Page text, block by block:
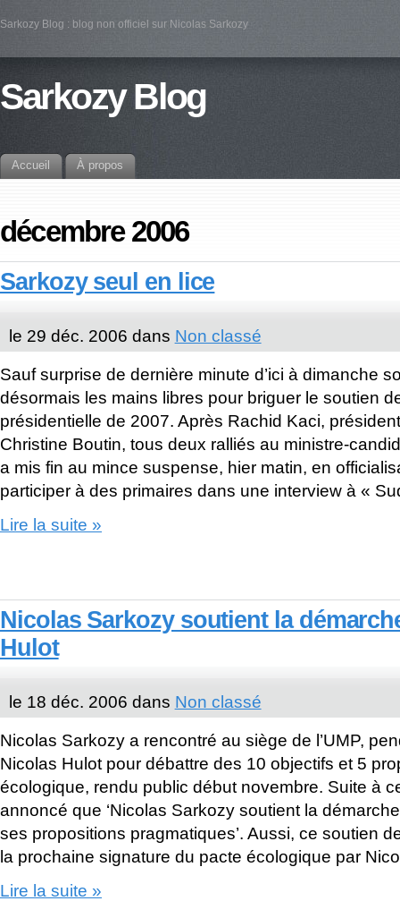
Sarkozy Blog : blog non officiel sur Nicolas Sarkozy
Sarkozy Blog
Accueil À propos
décembre 2006
Sarkozy seul en lice
le 29 déc. 2006 dans Non classé
Sauf surprise de dernière minute d’ici à dimanche
désormais les mains libres pour briguer le soutien
présidentielle de 2007. Après Rachid Kaci,
Christine Boutin, tous deux ralliés au ministre-
a mis fin au mince suspense, hier matin, en
participer à des primaires dans une interview à «
Lire la suite »
Nicolas Sarkozy soutient la
Hulot
le 18 déc. 2006 dans Non classé
Nicolas Sarkozy a rencontré au siège de l’UMP,
Nicolas Hulot pour débattre des 10 objectifs et 5
écologique, rendu public début novembre. Suite à
annoncé que ‘Nicolas Sarkozy soutient la
ses propositions pragmatiques’. Aussi, ce soutien
la prochaine signature du pacte écologique par
Lire la suite »